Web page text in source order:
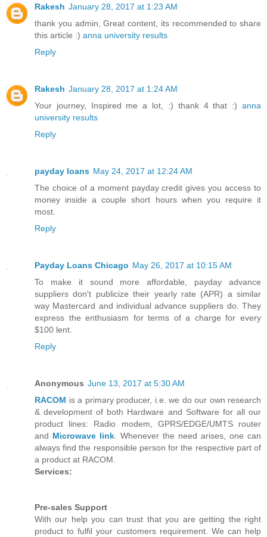
Rakesh January 28, 2017 at 1:23 AM
thank you admin, Great content, its recommended to share
this article :) anna university results
Reply
Rakesh January 28, 2017 at 1:24 AM
Your journey, Inspired me a lot, :) thank 4 that :) anna
university results
Reply
payday loans May 24, 2017 at 12:24 AM
The choice of a moment payday credit gives you access to
money inside a couple short hours when you require it
most.
Reply
Payday Loans Chicago May 26, 2017 at 10:15 AM
To make it sound more affordable, payday advance
suppliers don't publicize their yearly rate (APR) a similar
way Mastercard and individual advance suppliers do. They
express the enthusiasm for terms of a charge for every
$100 lent.
Reply
Anonymous June 13, 2017 at 5:30 AM
RACOM is a primary producer, i.e. we do our own research
& development of both Hardware and Software for all our
product lines: Radio modem, GPRS/EDGE/UMTS router
and Microwave link . Whenever the need arises, one can
always find the responsible person for the respective part of
a product at RACOM.
Services:
Pre-sales Support
With our help you can trust that you are getting the right
product to fulfil your customers requirement. We can help